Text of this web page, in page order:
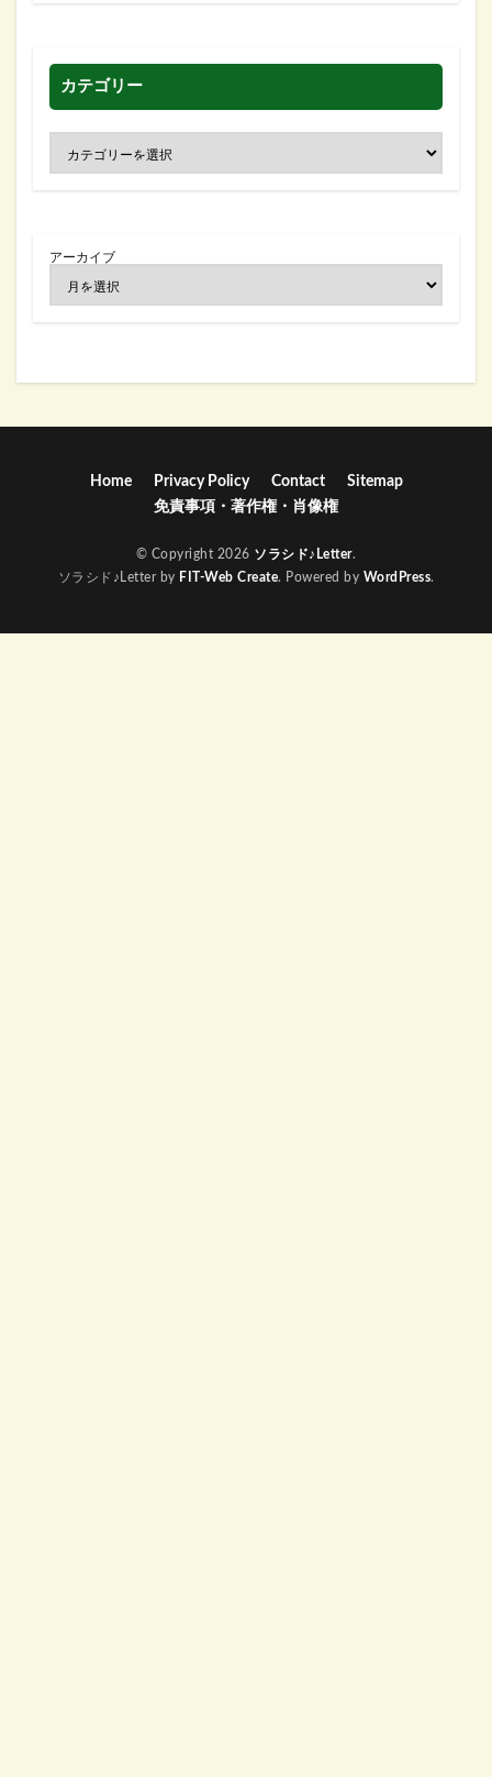
カテゴリー
アーカイブ
Home Privacy Policy Contact
Sitemap
免責事項・著作権・肖像権
© Copyright 2026 ソラシド♪Letter.
ソラシド♪Letter by FIT-Web Create. Powered by WordPress.